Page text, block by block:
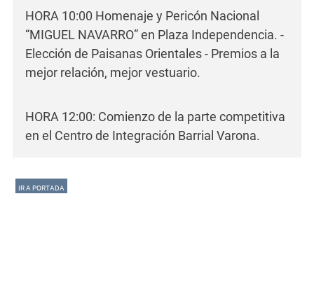
HORA 10:00 Homenaje y Pericón Nacional
“MIGUEL NAVARRO” en Plaza Independencia. -
Elección de Paisanas Orientales - Premios a la
mejor relación, mejor vestuario.
HORA 12:00: Comienzo de la parte competitiva
en el Centro de Integración Barrial Varona.
IR A PORTADA